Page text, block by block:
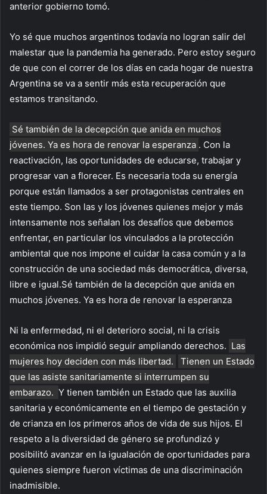
anterior gobierno tomó.
Yo sé que muchos argentinos todavía no logran salir del
malestar que la pandemia ha generado. Pero estoy seguro
de que con el correr de los días en cada hogar de nuestra
Argentina se va a sentir más esta recuperación que
estamos transitando.
Sé también de la decepción que anida en muchos
jóvenes. Ya es hora de renovar la esperanza . Con la
reactivación, las oportunidades de educarse, trabajar y
progresar van a florecer. Es necesaria toda su energía
porque están llamados a ser protagonistas centrales en
este tiempo. Son las y los jóvenes quienes mejor y más
intensamente nos señalan los desafíos que debemos
enfrentar, en particular los vinculados a la protección
ambiental que nos impone el cuidar la casa común y a la
construcción de una sociedad más democrática, diversa,
libre e igual.Sé también de la decepción que anida en
muchos jóvenes. Ya es hora de renovar la esperanza
Ni la enfermedad, ni el deterioro social, ni la crisis
económica nos impidió seguir ampliando derechos. Las
mujeres hoy deciden con más libertad.
Tienen un Estado
que las asiste sanitariamente si interrumpen su
embarazo. Y tienen también un Estado que las auxilia
sanitaria y económicamente en el tiempo de gestación y
de crianza en los primeros años de vida de sus hijos. El
respeto a la diversidad de género se profundizó y
posibilitó avanzar en la igualación de oportunidades para
quienes siempre fueron víctimas de una discriminación
inadmisible.